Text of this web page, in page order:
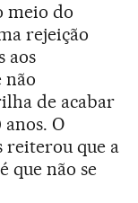
meio do
rejeição
aos
não
de acabar
O
reiterou que a
que não se